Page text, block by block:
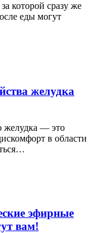
которой сразу же
еды могут
желудка
желудка — это
в области
эфирные
вам!